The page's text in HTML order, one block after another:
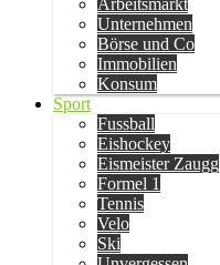
Arbeitsmarkt
Unternehmen
Börse und Co
Immobilien
Konsum
Sport
Fussball
Eishockey
Eismeister Zaugg
Formel 1
Tennis
Velo
Ski